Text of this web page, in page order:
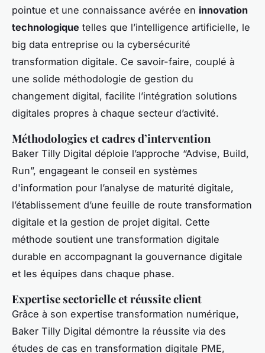
pointue et une connaissance avérée en innovation
technologique telles que l’intelligence artificielle, le
big data entreprise ou la cybersécurité
transformation digitale. Ce savoir-faire, couplé à
une solide méthodologie de gestion du
changement digital, facilite l’intégration solutions
digitales propres à chaque secteur d’activité.
Méthodologies et cadres d’intervention
Baker Tilly Digital déploie l’approche “Advise, Build,
Run”, engageant le conseil en systèmes
d'information pour l’analyse de maturité digitale,
l’établissement d’une feuille de route transformation
digitale et la gestion de projet digital. Cette
méthode soutient une transformation digitale
durable en accompagnant la gouvernance digitale
et les équipes dans chaque phase.
Expertise sectorielle et réussite client
Grâce à son expertise transformation numérique,
Baker Tilly Digital démontre la réussite via des
études de cas en transformation digitale PME,